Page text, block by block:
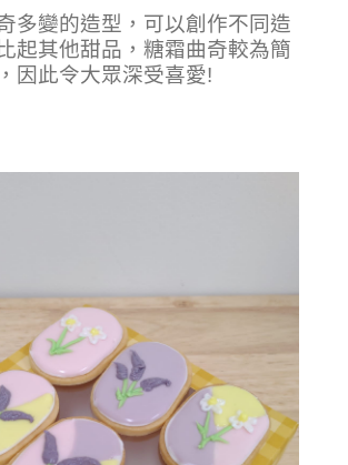
多變的造型，可以創作不同造
起其他甜品，糖霜曲奇較為簡
因此令大眾深受喜愛!